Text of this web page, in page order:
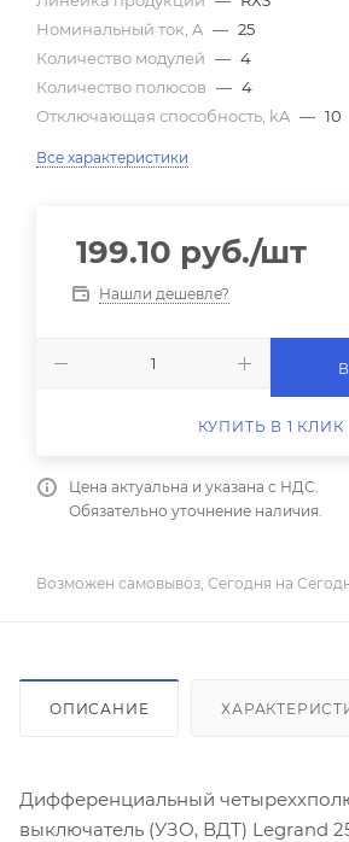
Номинальный ток, A — 25
Количество модулей — 4
Количество полюсов — 4
Отключающая способность, kA — 10
Все характеристики
199.10 руб./шт
Нашли дешевле?
КУПИТЬ В 1 КЛИК
Цена актуальна и указана с НДС.
Обязательно уточнение наличия.
Возможен самовывоз, Сегодня на
ОПИСАНИЕ
Дифференциальный
выключатель (УЗО, ВДТ) Legrand